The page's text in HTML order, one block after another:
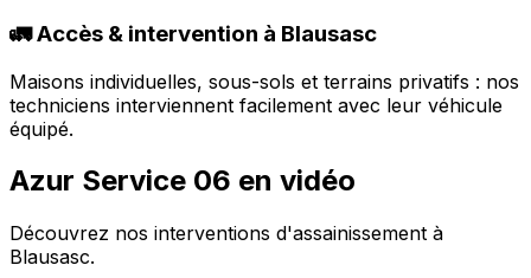
🚛 Accès & intervention à Blausasc
Maisons individuelles, sous-sols et terrains privatifs : nos
techniciens interviennent facilement avec leur véhicule
équipé.
Azur Service 06 en vidéo
Découvrez nos interventions d'assainissement à
Blausasc.